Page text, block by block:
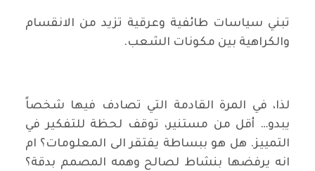
تبني سياسات طائفية وعرقية تزيد من الانقسام
والكراهية بين مكونات الشعب.
لذا، في المرة القادمة التي تصادف فيها شخصاً
يبدو… أقل من مستنير، توقف لحظة للتفكير في
التمييز. هل هو ببساطة يفتقر الى المعلومات؟ ام
انه يرفضها بنشاط لصالح وهمه المصمم بدقة؟